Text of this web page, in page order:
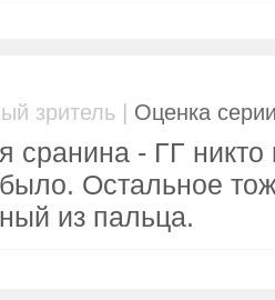
зритель | Оценка
сранина - ГГ никто
Остальное
из пальца.